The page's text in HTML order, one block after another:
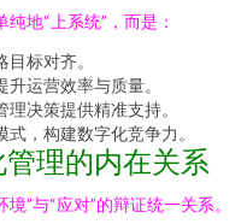
地“上系统”，而是：
标对齐。
运营效率与质量。
决策提供精准支持。
，构建数字化竞争力。
理的内在关系
”与“应对”的辩证统一关系。